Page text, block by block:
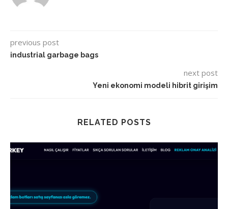
previous post
industrial garbage bags
next post
Yeni ekonomi modeli hibrit girişim
RELATED POSTS